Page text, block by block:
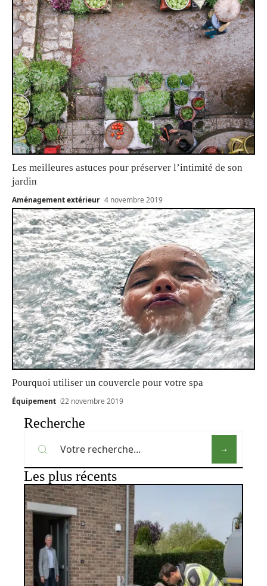
Les meilleures astuces pour préserver l’intimité de son
jardin
Aménagement extérieur 4 novembre 2019
Pourquoi utiliser un couvercle pour votre spa
Équipement 22 novembre 2019
Recherche
Les plus récents